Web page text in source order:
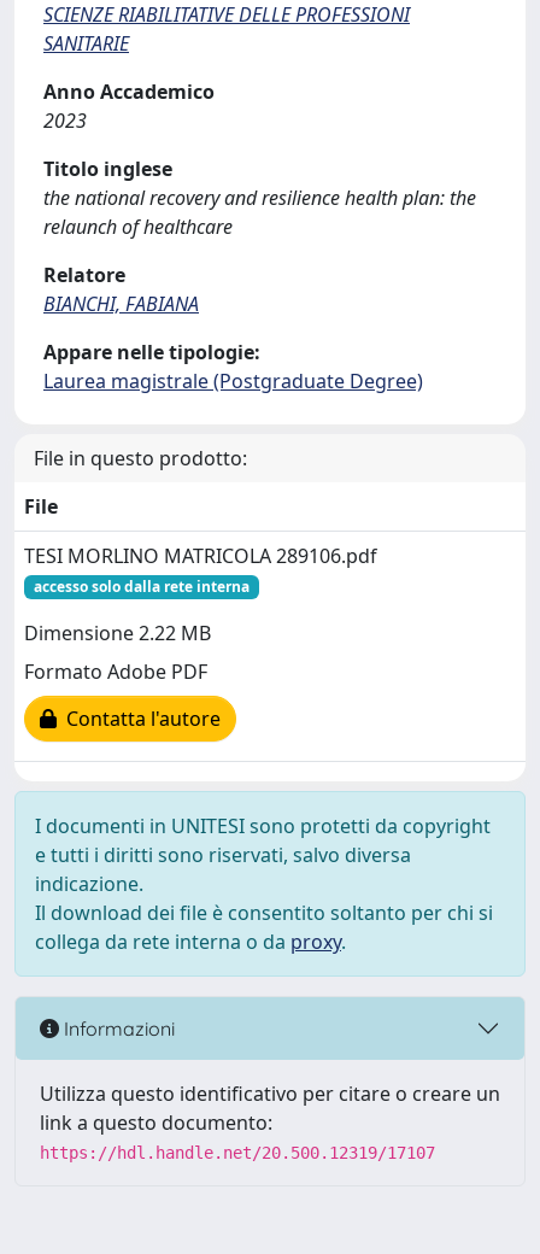
SCIENZE RIABILITATIVE DELLE PROFESSIONI
SANITARIE
Anno Accademico
2023
Titolo inglese
the national recovery and resilience health plan: the
relaunch of healthcare
Relatore
BIANCHI, FABIANA
Appare nelle tipologie:
Laurea magistrale (Postgraduate Degree)
File in questo prodotto:
File
TESI MORLINO MATRICOLA 289106.pdf
accesso solo dalla rete interna
Dimensione 2.22 MB
Formato Adobe PDF
Contatta l'autore
I documenti in UNITESI sono protetti da copyright
e tutti i diritti sono riservati, salvo diversa
indicazione.
Il download dei file è consentito soltanto per chi si
collega da rete interna o da proxy.
Informazioni
Utilizza questo identificativo per citare o creare un
link a questo documento:
https://hdl.handle.net/20.500.12319/17107